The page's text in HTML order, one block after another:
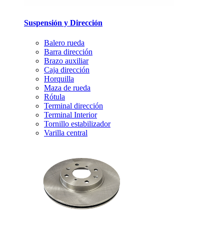
Suspensión y Dirección
Balero rueda
Barra dirección
Brazo auxiliar
Caja dirección
Horquilla
Maza de rueda
Rótula
Terminal dirección
Terminal Interior
Tornillo estabilizador
Varilla central